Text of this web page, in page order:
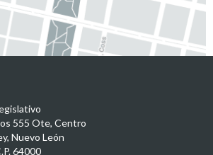
555 Ote, Centro
Nuevo León
64000